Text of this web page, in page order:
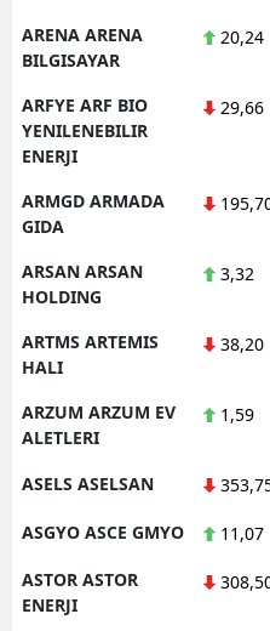
ARENA ARENA
BILGISAYAR
20,24
ARFYE ARF BIO
YENILENEBILIR
ENERJI
29,66
ARMGD ARMADA
GIDA
ARSAN ARSAN
HOLDING
3,32
ARTMS ARTEMIS
HALI
38,20
ARZUM ARZUM EV
ALETLERI
1,59
ASELS ASELSAN
ASGYO ASCE GMYO 11,07
ASTOR ASTOR
ENERJI